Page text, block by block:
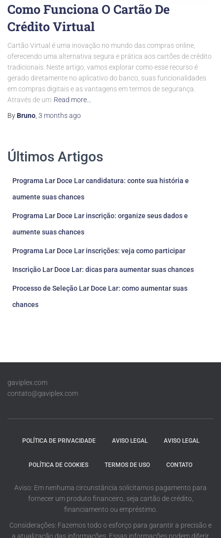
Como Funciona O Cartão De
Crédito Virtual
Cartão Virtual é uma inovação no mundo das compras online,
oferecendo uma alternativa segura e prática aos cartões de crédito
tradicionais. Neste artigo, vamos explorar como esse recurso é
gerado diretamente no aplicativo do banco, suas funcionalidades
em compras digitais e as vantagens em termos de segurança.
Através de um Read more…
By Bruno 3 monthsago
Últimos Artigos
Programa Lar Doce Lar candidatura: conte sua história e
aumente suas chances
Programa Lar Doce Lar inscrição: organize seus dados e
aumente suas chances
Programa Lar Doce Lar inscrições: veja como participar
Inscrição Lar Doce Lar: dicas para aumentar suas chances
Processo de Seleção Lar Doce Lar: como aumentar suas
chances
gaviplex.com
contato@gaviplex.com
POLÍTICA DE PRIVACIDADE AVISO LEGAL AVISO LEGAL
POLÍTICA DE COOKIES TERMOS DE USO CONTATO
Aviso: Em nenhuma circunstância solicitamos pagamento para
fornecer um produto financeiro, seja cartão de crédito,
financiamento ou empréstimo.
Considerações: Fazemos todo o esforço para garantir a precisão e
a atualização das informações. Essas informações podem diferir